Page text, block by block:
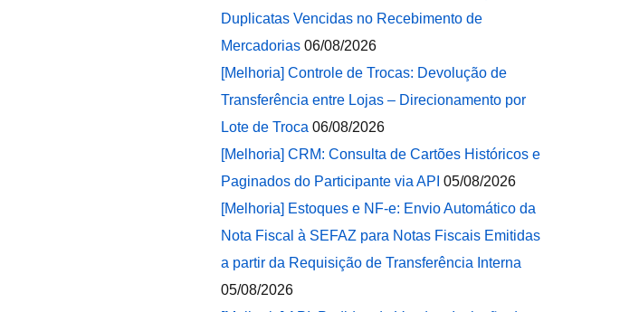
Duplicatas Vencidas no Recebimento de
Mercadorias 06/08/2026
[Melhoria] Controle de Trocas: Devolução de
Transferência entre Lojas – Direcionamento por
Lote de Troca 06/08/2026
[Melhoria] CRM: Consulta de Cartões Históricos e
Paginados do Participante via API 05/08/2026
[Melhoria] Estoques e NF-e: Envio Automático da
Nota Fiscal à SEFAZ para Notas Fiscais Emitidas
a partir da Requisição de Transferência Interna
05/08/2026